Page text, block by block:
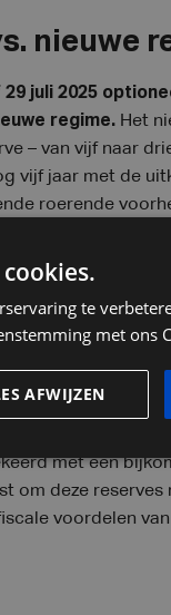
nieuwe
juli 2025
regime. Het
– van vijf naar
vijf jaar met de
roerende
is de
i.p.v.
zonder
met een
om deze
voordelen
te
met ons
AFWIJZEN